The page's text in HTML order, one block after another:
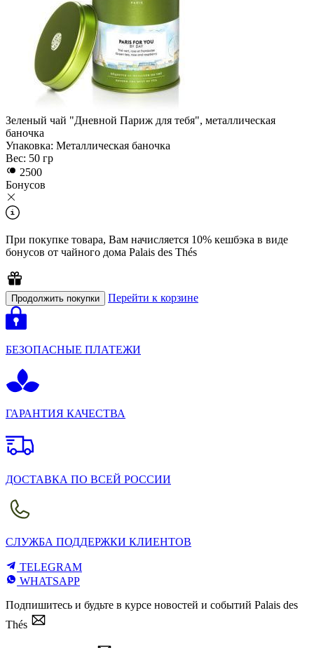
Зеленый чай "Дневной Париж для тебя", металлическая
баночка
Упаковка: Металлическая баночка
Вес: 50 гр
2500
Бонусов
При покупкe товара, Вам начисляется 10% кешбэка в виде
бонусов от чайного дома Palais des Thés
Продолжить покупки Перейти к корзине
БЕЗОПАСНЫЕ ПЛАТЕЖИ
ГАРАНТИЯ КАЧЕСТВА
ДОСТАВКА ПО ВСЕЙ РОССИИ
СЛУЖБА ПОДДЕРЖКИ КЛИЕНТОВ
TELEGRAM
WHATSAPP
Подпишитесь и будьте в курсе новостей и событий Palais des
Thés